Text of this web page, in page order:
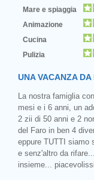
Mare e spiaggia
Animazione
Cucina
Pulizia
UNA VACANZA DA
La nostra famiglia
mesi e i 6 anni, un
2 zii di 50 anni e 2
del Faro in ben 4
eppure TUTTI siamo
e senz'altro da
insieme...